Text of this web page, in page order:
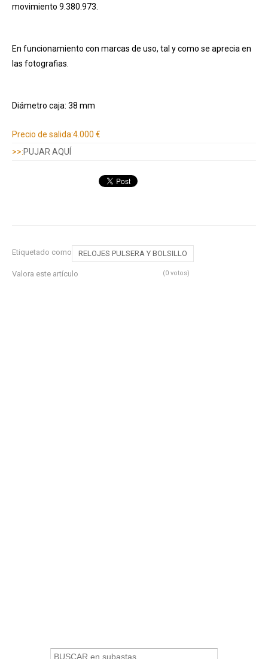
movimiento 9.380.973.
En funcionamiento con marcas de uso, tal y como se aprecia en
las fotografias.
Diámetro caja: 38 mm
Precio de salida:4.000 €
>>:PUJAR AQUÍ
Etiquetado como RELOJES PULSERA Y BOLSILLO
Valora este artículo (0 votos)